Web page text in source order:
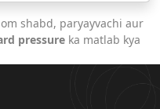
shabd, paryayvachi aur
pressure ka matlab kya